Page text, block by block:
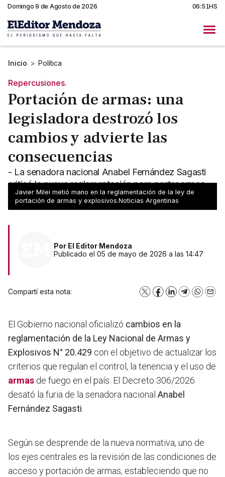
Domingo 9 de Agosto de 2026 06:51HS
Inicio > Política
Repercusiones.
Portación de armas: una
legisladora destrozó los
cambios y advierte las
consecuencias
- La senadora nacional Anabel Fernández Sagasti
criticó la nueva reglamentación para portar armas -
Los motivos del enojo
Javier Milei metió mano en la reglamentación de la ley de
portación de armas y explosivos.Noticias Argentinas
Por El Editor Mendoza
Publicado el 05 de mayo de 2026 a las 14:47
Compartí esta nota: X Facebook
LinkedInTelegram
El Gobierno nacional oficializó cambios en la
reglamentación de la Ley Nacional de Armas y
Explosivos N° 20.429 con el objetivo de actualizar los
criterios que regulan el control, la tenencia y el uso de
armas de fuego en el país. El Decreto 306/2026
desató la furia de la senadora nacional Anabel
Fernández Sagasti
Según se desprende de la nueva normativa, uno de
los ejes centrales es la revisión de las condiciones de
acceso y portación de armas, estableciendo que no